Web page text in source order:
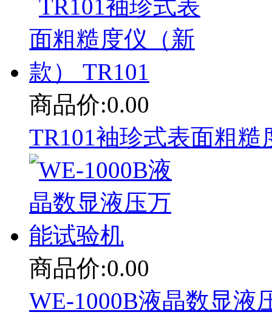
商品价:0.00
TR101袖珍式表面粗糙
商品价:0.00
WE-1000B液晶数显液